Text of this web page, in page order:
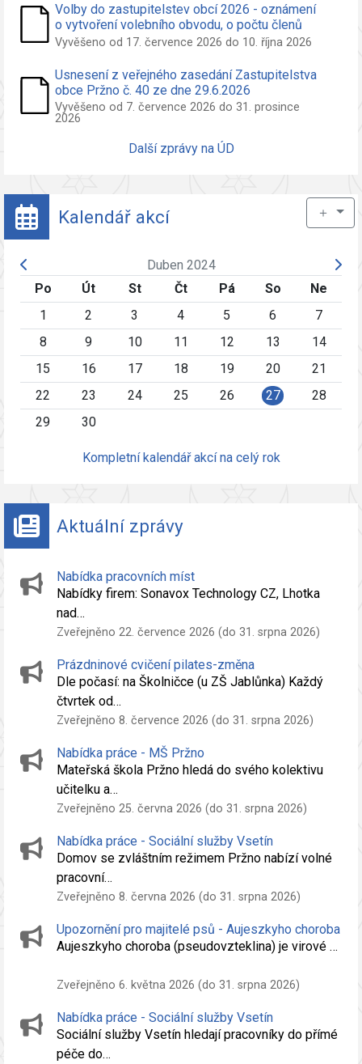
Volby do zastupitelstev obcí 2026 - oznámení
o vytvoření volebního obvodu, o počtu členů
zastupitelstva volených ve volebním obvodu a
nezávislého kandidáta a sdružení nezáv.
kandidátů
Vyvěšeno od 17. července 2026 do 10. října 2026
Usnesení z veřejného zasedání Zastupitelstva
obce Pržno č. 40 ze dne 29.6.2026
Vyvěšeno od 7. července 2026 do 31. prosince
2026
Další zprávy na ÚD
Kalendář akcí ＋
Duben 2024
Po
Út St Čt Pá So
Ne
1
2 3 4 5 6
7
8
9 10 11 12 13
14
15
16 17 18 19 20
21
22
23 24 25 26 27
28
29
30
Kompletní kalendář akcí na celý rok
Aktuální zprávy
Nabídka pracovních míst
Nabídky firem: Sonavox Technology CZ, Lhotka
nad…
Zveřejněno 22. července 2026 (do 31. srpna 2026)
Prázdninové cvičení pilates-změna
Dle počasí: na Školničce (u ZŠ Jablůnka) Každý
čtvrtek od…
Zveřejněno 8. července 2026 (do 31. srpna 2026)
Nabídka práce - MŠ Pržno
Mateřská škola Pržno hledá do svého kolektivu
učitelku a…
Zveřejněno 25. června 2026 (do 31. srpna 2026)
Nabídka práce - Sociální služby Vsetín
Domov se zvláštním režimem Pržno nabízí volné
pracovní…
Zveřejněno 8. června 2026 (do 31. srpna 2026)
Upozornění pro majitelé psů - Aujeszkyho choroba
Aujeszkyho choroba (pseudovzteklina) je virové …
Zveřejněno 6. května 2026 (do 31. srpna 2026)
Nabídka práce - Sociální služby Vsetín
Sociální služby Vsetín hledají pracovníky do přímé
péče do…